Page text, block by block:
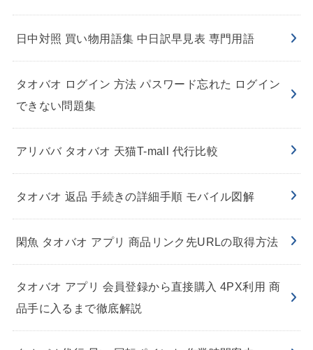
日中対照 買い物用語集 中日訳早見表 専門用語
タオバオ ログイン 方法 パスワード忘れた ログイン
できない問題集
アリババ タオバオ 天猫T-mall 代行比較
タオバオ 返品 手続きの詳細手順 モバイル図解
閑魚 タオバオ アプリ 商品リンク先URLの取得方法
タオバオ アプリ 会員登録から直接購入 4PX利用 商
品手に入るまで徹底解説